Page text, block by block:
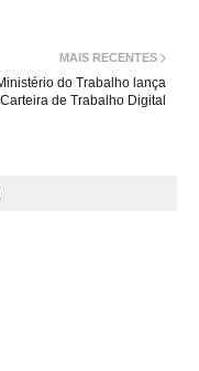
MAIS RECENTES
do Trabalho lança
de Trabalho Digital